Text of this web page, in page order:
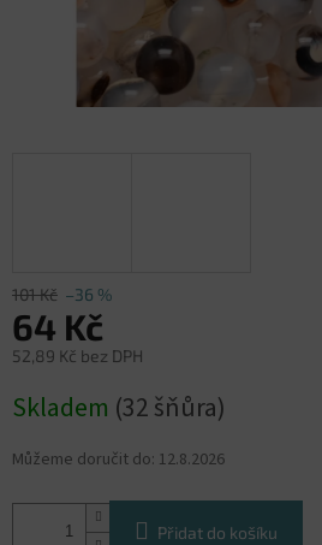
101 Kč –36 %
64 Kč
52,89 Kč bez DPH
cena:
Skladem (32 šňůra)
Můžeme doručit do: 12.8.2026
Přidat do košíku